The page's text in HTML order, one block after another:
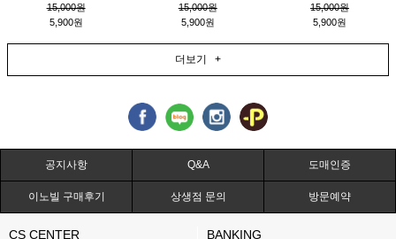
15,000원
5,900원
15,000원
5,900원
15,000원
5,900원
더보기 +
공지사항 Q&A 도매인증
이노빌 구매후기 상생점 문의 방문예약
CS CENTER BANKING